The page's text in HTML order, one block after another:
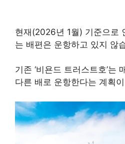
현재(2026년 1월) 기준으로
는 배편은 운항하고 있지 않
기존 ‘비욘드 트러스트호’는
다른 배로 운항한다는 계획